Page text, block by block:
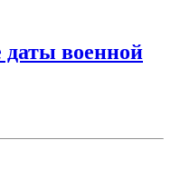
военной